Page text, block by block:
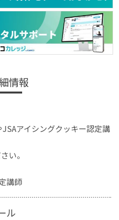
情報
アイシングクッキー認定講
い。
講師
ル